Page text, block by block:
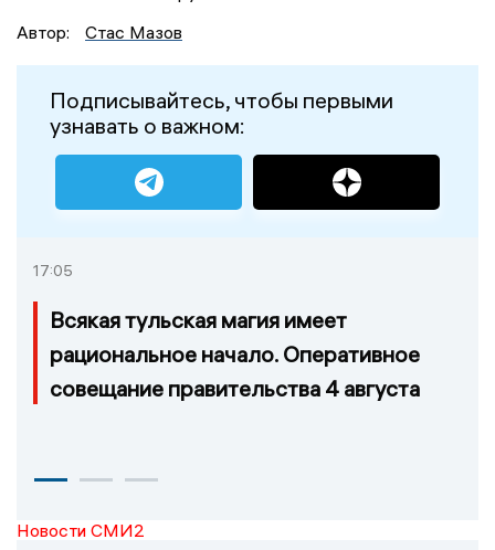
Автор:
Стас Мазов
Подписывайтесь, чтобы первыми
узнавать о важном:
17:05
Всякая тульская магия имеет
рациональное начало. Оперативное
совещание правительства 4 августа
Новости СМИ2